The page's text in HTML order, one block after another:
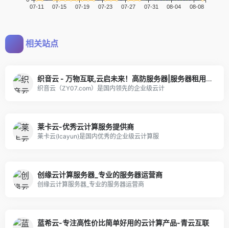
相关站点
织音云 - 万物互联,云启未来！高防服务器|服务器租用|虚拟主机|高防CDN|香港服务器|美国服务器|海外服务器-织音云
织音云（ZY07.com）是国内领先的企业级云计
莱卡云-优秀云计算服务提供商
莱卡云(lcayun)是国内优秀的企业级云计算服
创缘云计算服务器_专业的服务器运营商
创缘云计算服务器_专业的服务器运营商
蓝希云-专注高性价比简单好用的云计算产品-青云互联